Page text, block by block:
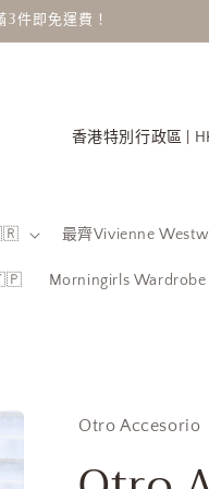
件即免運費！
最齊Vivienne
Morningirls Wardrobe
國
地
區
Otro Accesorio